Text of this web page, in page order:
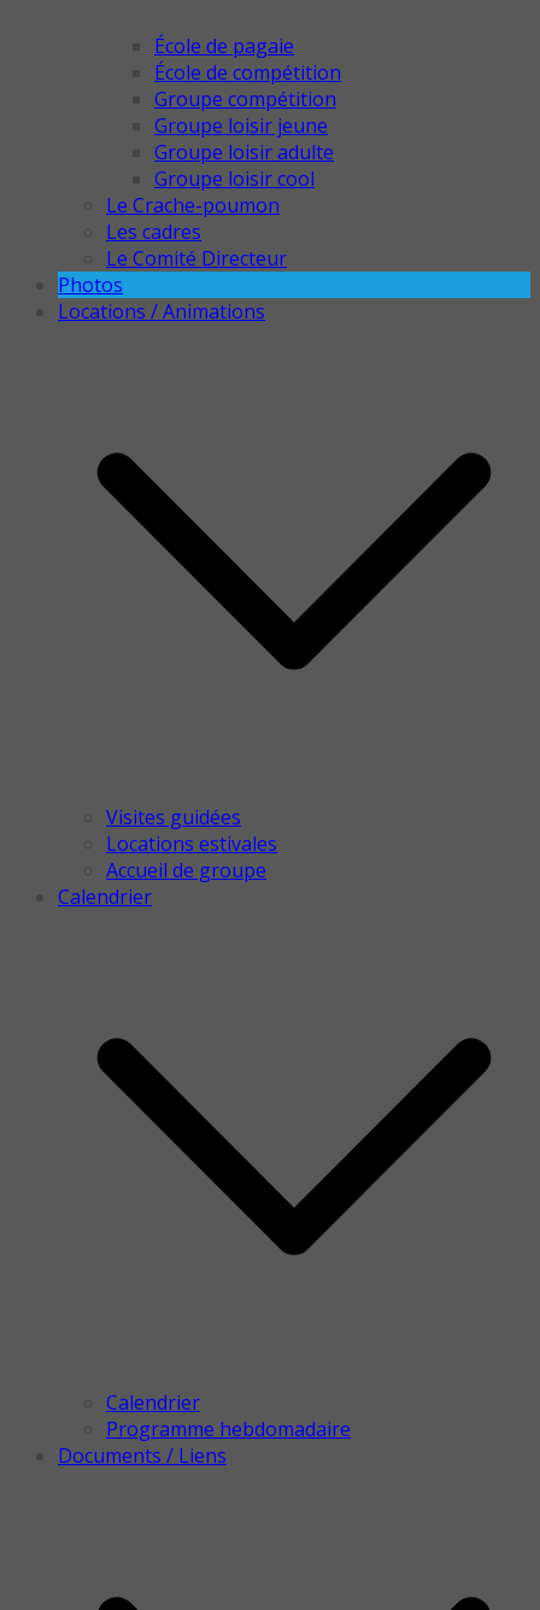
École de pagaie
École de compétition
Groupe compétition
Groupe loisir jeune
Groupe loisir adulte
Groupe loisir cool
Le Crache-poumon
Les cadres
Le Comité Directeur
Photos
Locations / Animations
Visites guidées
Locations estivales
Accueil de groupe
Calendrier
Calendrier
Programme hebdomadaire
Documents / Liens